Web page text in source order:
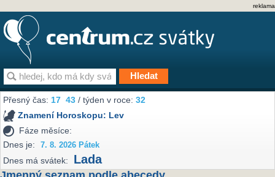
reklama
Přesný čas:17 43 / týden v roce:32
Znamení Horoskopu: Lev
Fáze měsíce:
Dnes je:
7. 8. 2026 Pátek
Dnes má svátek: Lada